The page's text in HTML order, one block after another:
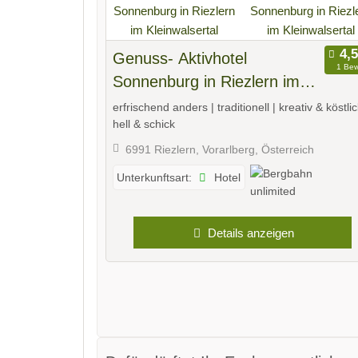
Genuss- Aktivhotel
Sonnenburg in Riezlern im
Kleinwalsertal
1
erfrischend anders | traditionell | kreativ &
hell & schick
6991 Riezlern, Vorarlberg, Österreich
Unterkunftsart: Hotel
Details anzeigen